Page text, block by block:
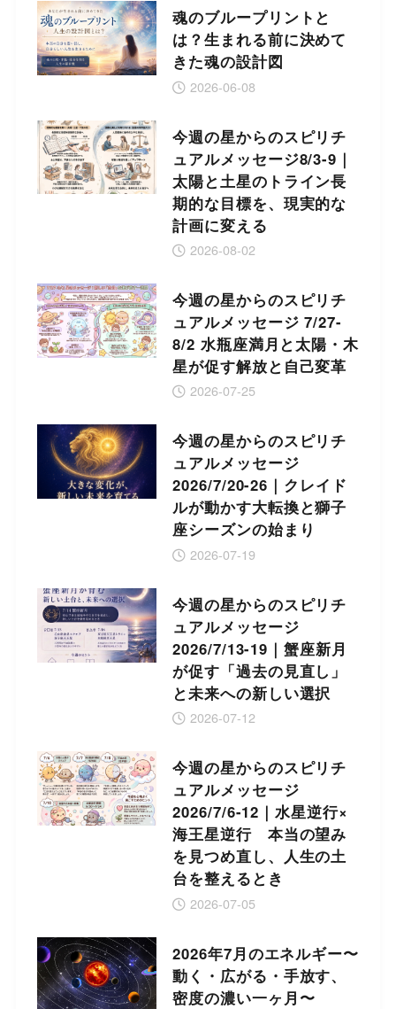
魂のブループリントと
は？生まれる前に決めて
きた魂の設計図
2026-06-08
今週の星からのスピリチ
ュアルメッセージ8/3-9｜
太陽と土星のトライン長
期的な目標を、現実的な
計画に変える
2026-08-02
今週の星からのスピリチ
ュアルメッセージ 7/27-
8/2 水瓶座満月と太陽・木
星が促す解放と自己変革
2026-07-25
今週の星からのスピリチ
ュアルメッセージ
2026/7/20-26｜クレイド
ルが動かす大転換と獅子
座シーズンの始まり
2026-07-19
今週の星からのスピリチ
ュアルメッセージ
2026/7/13-19｜蟹座新月
が促す「過去の見直し」
と未来への新しい選択
2026-07-12
今週の星からのスピリチ
ュアルメッセージ
2026/7/6-12｜水星逆行×
海王星逆行 本当の望み
を見つめ直し、人生の土
台を整えるとき
2026-07-05
2026年7月のエネルギー〜
動く・広がる・手放す、
密度の濃い一ヶ月〜